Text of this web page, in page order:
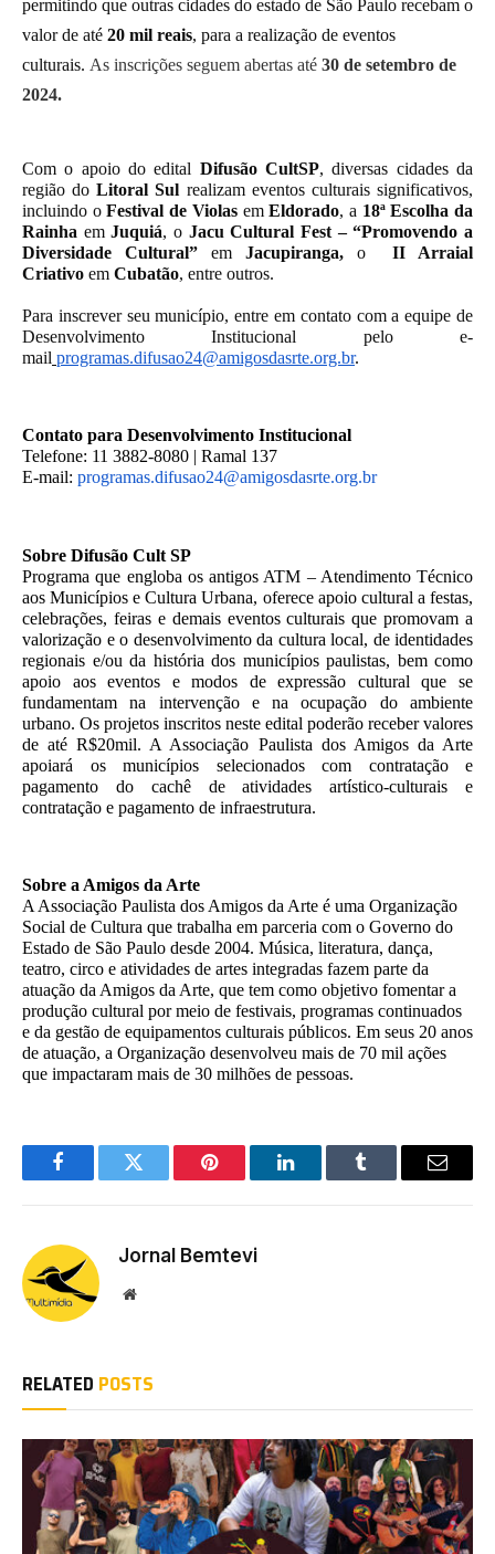
permitindo que outras cidades do estado de São Paulo recebam o
valor de até 20 mil reais, para a realização de eventos
culturais. As inscrições seguem abertas até 30 de setembro de
2024.
Com o apoio do edital Difusão CultSP, diversas cidades da
região doLitoral Sul realizam eventos culturais significativos,
incluindo oFestival de Violas emEldorado, a 18ª Escolha da
Rainha emJuquiá, o Jacu Cultural Fest – “Promovendo a
Diversidade Cultural” em Jacupiranga, o II Arraial
Criativo em Cubatão, entre outros.
Para inscrever seu município, entre em contato com a equipe de
Desenvolvimento Institucional pelo e-
mail programas.difusao24@amigosdasrte.org.br.
Contato para Desenvolvimento Institucional
Telefone: 11 3882-8080 | Ramal 137
E-mail: programas.difusao24@amigosdasrte.org.br
Sobre Difusão Cult SP
Programa que engloba os antigos ATM – Atendimento Técnico
aos Municípios e Cultura Urbana, oferece apoio cultural a festas,
celebrações, feiras e demais eventos culturais que promovam a
valorização e o desenvolvimento da cultura local, de identidades
regionais e/ou da história dos municípios paulistas, bem como
apoio aos eventos e modos de expressão cultural que se
fundamentam na intervenção e na ocupação do ambiente
urbano. Os projetos inscritos neste edital poderão receber valores
de até R$20mil. A Associação Paulista dos Amigos da Arte
apoiará os municípios selecionados com contratação e
pagamento do cachê de atividades artístico-culturais e
contratação e pagamento de infraestrutura.
Sobre a Amigos da Arte
A Associação Paulista dos Amigos da Arte é uma Organização
Social de Cultura que trabalha em parceria com o Governo do
Estado de São Paulo desde 2004. Música, literatura, dança,
teatro, circo e atividades de artes integradas fazem parte da
atuação da Amigos da Arte, que tem como objetivo fomentar a
produção cultural por meio de festivais, programas continuados
e da gestão de equipamentos culturais públicos. Em seus 20 anos
de atuação, a Organização desenvolveu mais de 70 mil ações
que impactaram mais de 30 milhões de pessoas.
FacebookTwitter Pinterest LinkedInTumblr Email
Jornal Bemtevi
Website
RELATED POSTS